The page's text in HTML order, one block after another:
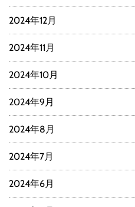
2024年12月
2024年11月
2024年10月
2024年9月
2024年8月
2024年7月
2024年6月